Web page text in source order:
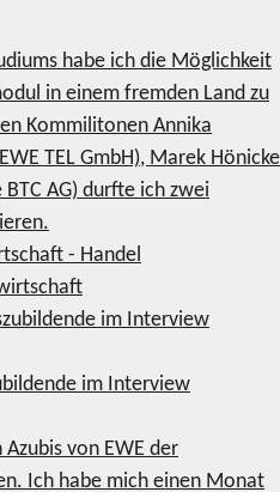
habe ich die Möglichkeit
in einem fremden Land zu
Kommilitonen Annika
TEL GmbH), Marek Hönicke
AG) durfte ich zwei
- Handel
im Interview
von EWE der
Ich habe mich einen Monat